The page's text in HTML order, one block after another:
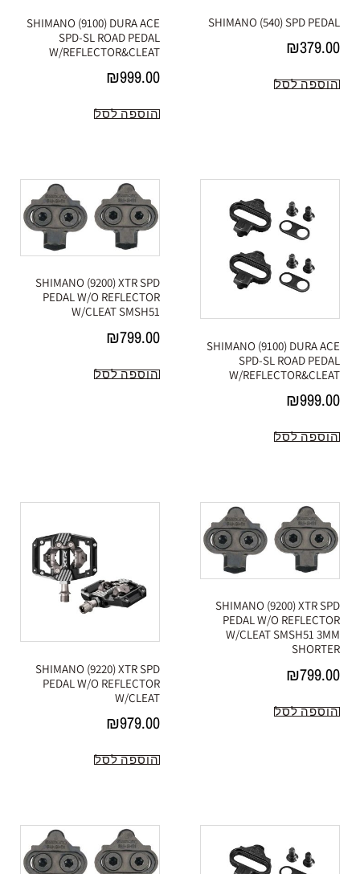
SHIMANO (540) SPD PEDAL
₪379.00
הוספה לסל
SHIMANO (9100) DURA ACE
SPD-SL ROAD PEDAL
W/REFLECTOR&CLEAT
₪999.00
הוספה לסל
SHIMANO (9100) DURA ACE
SPD-SL ROAD PEDAL
W/REFLECTOR&CLEAT
₪999.00
הוספה לסל
SHIMANO (9200) XTR SPD
PEDAL W/O REFLECTOR
W/CLEAT SMSH51
₪799.00
הוספה לסל
SHIMANO (9200) XTR SPD
PEDAL W/O REFLECTOR
W/CLEAT SMSH51 3MM
SHORTER
₪799.00
הוספה לסל
SHIMANO (9220) XTR SPD
PEDAL W/O REFLECTOR
W/CLEAT
₪979.00
הוספה לסל